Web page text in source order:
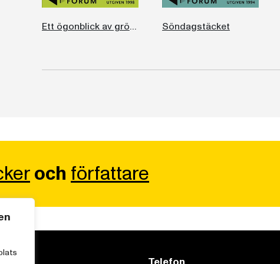
Ett ögonblick av grönt ljus Söndagstäcket
och författare